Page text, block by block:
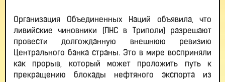
Организация Объединенных Наций объявила, что
ливийские чиновники (ПНС в Триполи) разрешают
провести долгожданную внешнюю ревизию
Центрального банка страны. Это в мире восприняли
как прорыв, который может проложить путь к
прекращению блокады нефтяного экспорта из